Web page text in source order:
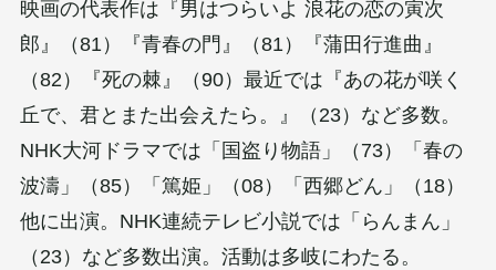
映画の代表作は『男はつらいよ 浪花の恋の寅次
郎』（81）『青春の門』（81）『蒲田行進曲』
（82）『死の棘』（90）最近では『あの花が咲く
丘で、君とまた出会えたら。』（23）など多数。
NHK大河ドラマでは「国盗り物語」（73）「春の
波濤」（85）「篤姫」（08）「西郷どん」（18）
他に出演。NHK連続テレビ小説では「らんまん」
（23）など多数出演。活動は多岐にわたる。